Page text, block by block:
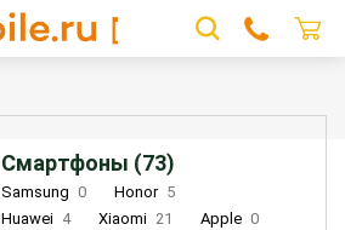
Смартфоны (73)
Samsung 0 Honor 5
Huawei 4 Xiaomi 21 Apple 0